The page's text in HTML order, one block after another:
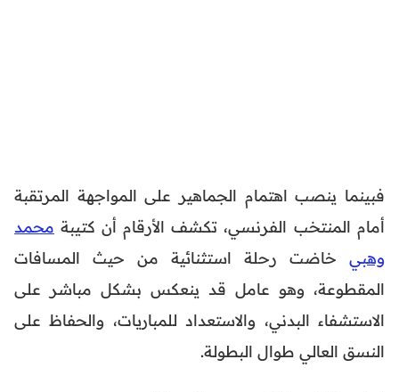
فبينما ينصب اهتمام الجماهير على المواجهة المرتقبة
أمام المنتخب الفرنسي، تكشف الأرقام أن كتيبة محمد
وهبي خاضت رحلة استثنائية من حيث المسافات
المقطوعة، وهو عامل قد ينعكس بشكل مباشر على
الاستشفاء البدني، والاستعداد للمباريات، والحفاظ على
النسق العالي طوال البطولة.